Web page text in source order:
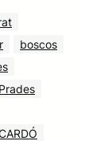
boscos